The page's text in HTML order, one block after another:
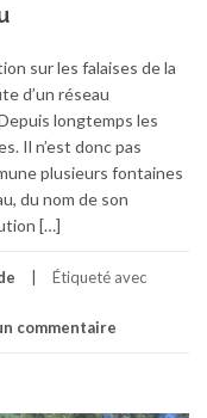
sur les falaises de la
d’un réseau
longtemps les
Il n’est donc pas
plusieurs fontaines
du nom de son
[…]
Étiqueté avec
commentaire